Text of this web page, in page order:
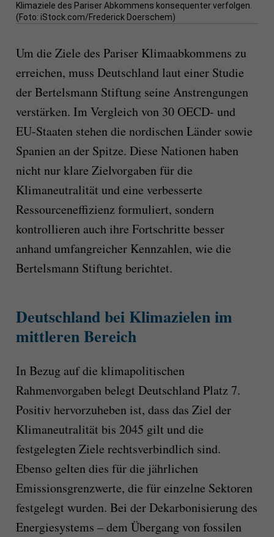
Klimaziele des Pariser Abkommens konsequenter verfolgen.
(Foto: iStock.com/Frederick Doerschem)
Um die Ziele des Pariser Klimaabkommens zu
erreichen, muss Deutschland laut einer Studie
der Bertelsmann Stiftung seine Anstrengungen
verstärken. Im Vergleich von 30 OECD- und
EU-Staaten stehen die nordischen Länder sowie
Spanien an der Spitze. Diese Nationen haben
nicht nur klare Zielvorgaben für die
Klimaneutralität und eine verbesserte
Ressourceneffizienz formuliert, sondern
kontrollieren auch ihre Fortschritte besser
anhand umfangreicher Kennzahlen, wie die
Bertelsmann Stiftung berichtet.
Deutschland bei Klimazielen im
mittleren Bereich
In Bezug auf die klimapolitischen
Rahmenvorgaben belegt Deutschland Platz 7.
Positiv hervorzuheben ist, dass das Ziel der
Klimaneutralität bis 2045 gilt und die
festgelegten Ziele rechtsverbindlich sind.
Ebenso gelten dies für die jährlichen
Emissionsgrenzwerte, die für einzelne Sektoren
festgelegt wurden. Bei der Dekarbonisierung des
Energiesystems – dem Übergang von fossilen